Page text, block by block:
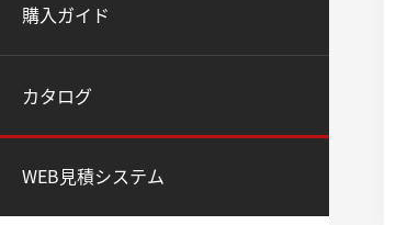
購入ガイド
カタログ
WEB見積システム